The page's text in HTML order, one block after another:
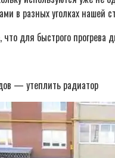
в разных уголках нашей
что для быстрого прогрева
— утеплить радиатор